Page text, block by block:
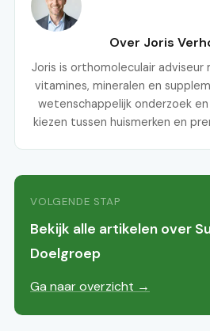
Over Joris
Joris is orthomoleculair adviseur
vitamines, mineralen en
wetenschappelijk onderzoek
kiezen tussen huismerken en
VOLGENDE STAP
Bekijk alle artikelen over
Doelgroep
Ga naar overzicht →